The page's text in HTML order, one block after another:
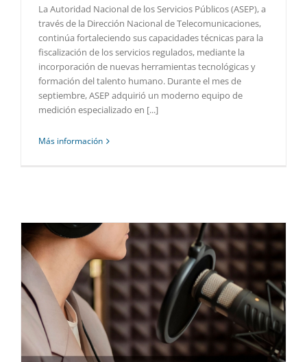
La Autoridad Nacional de los Servicios Públicos (ASEP), a
través de la Dirección Nacional de Telecomunicaciones,
continúa fortaleciendo sus capacidades técnicas para la
fiscalización de los servicios regulados, mediante la
incorporación de nuevas herramientas tecnológicas y
formación del talento humano. Durante el mes de
septiembre, ASEP adquirió un moderno equipo de
medición especializado en [...]
Más información